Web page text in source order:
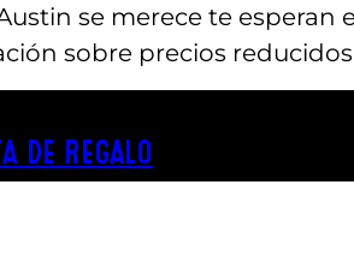
DE REGALO
se merece te esperan
sobre precios